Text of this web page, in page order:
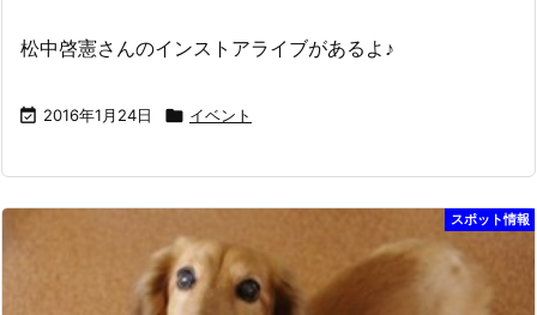
松中啓憲さんのインストアライブがあるよ♪
 2016年1月24日  イベント
スポット情報